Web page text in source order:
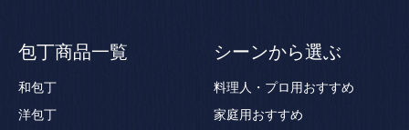
包丁商品一覧
和包丁
洋包丁
シーンから選ぶ
料理人・プロ用おすすめ
家庭用おすすめ